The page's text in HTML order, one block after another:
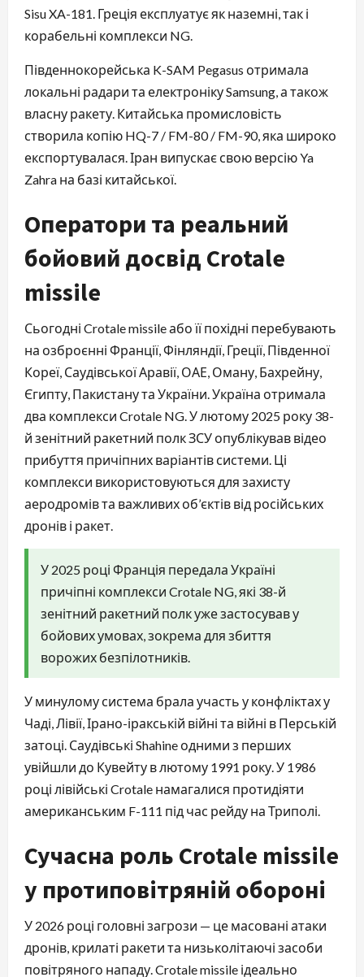
Sisu XA-181. Греція експлуатує як наземні, так і
корабельні комплекси NG.
Південнокорейська K-SAM Pegasus отримала
локальні радари та електроніку Samsung, а також
власну ракету. Китайська промисловість
створила копію HQ-7 / FM-80 / FM-90, яка широко
експортувалася. Іран випускає свою версію Ya
Zahra на базі китайської.
Оператори та реальний
бойовий досвід Crotale
missile
Сьогодні Crotale missile або її похідні перебувають
на озброєнні Франції, Фінляндії, Греції, Південної
Кореї, Саудівської Аравії, ОАЕ, Оману, Бахрейну,
Єгипту, Пакистану та України. Україна отримала
два комплекси Crotale NG. У лютому 2025 року 38-
й зенітний ракетний полк ЗСУ опублікував відео
прибуття причіпних варіантів системи. Ці
комплекси використовуються для захисту
аеродромів та важливих об’єктів від російських
дронів і ракет.
У 2025 році Франція передала Україні
причіпні комплекси Crotale NG, які 38-й
зенітний ракетний полк уже застосував у
бойових умовах, зокрема для збиття
ворожих безпілотників.
У минулому система брала участь у конфліктах у
Чаді, Лівії, Ірано-іракській війні та війні в Перській
затоці. Саудівські Shahine одними з перших
увійшли до Кувейту в лютому 1991 року. У 1986
році лівійські Crotale намагалися протидіяти
американським F-111 під час рейду на Триполі.
Сучасна роль Crotale missile
у протиповітряній обороні
У 2026 році головні загрози — це масовані атаки
дронів, крилаті ракети та низьколітаючі засоби
повітряного нападу. Crotale missile ідеально